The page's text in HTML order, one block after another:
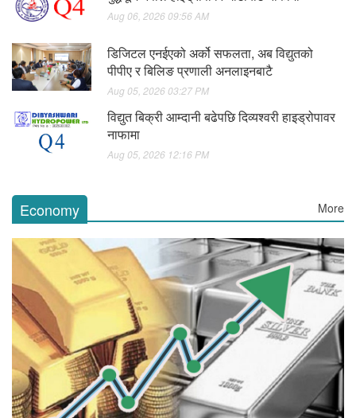
Aug 06, 2026 09:56 AM
डिजिटल एनईएको अर्को सफलता, अब विद्युतको
पीपीए र बिलिङ प्रणाली अनलाइनबाटै
Aug 05, 2026 03:27 PM
विद्युत बिक्री आम्दानी बढेपछि दिव्यश्वरी हाइड्रोपावर
नाफामा
Aug 05, 2026 12:16 PM
Economy More